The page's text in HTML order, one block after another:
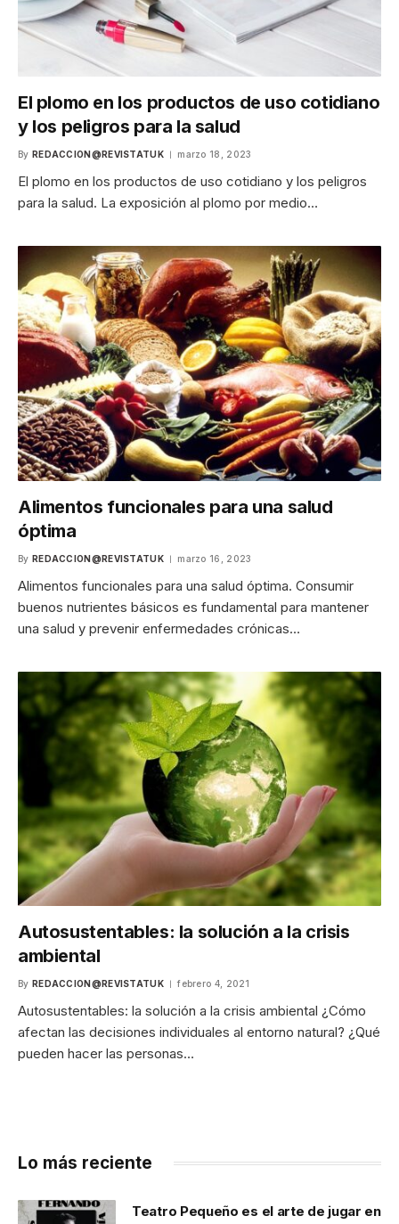
El plomo en los productos de uso cotidiano
y los peligros para la salud
By REDACCION@REVISTATUK marzo 18, 2023
El plomo en los productos de uso cotidiano y los peligros
para la salud. La exposición al plomo por medio…
Alimentos funcionales para una salud
óptima
By REDACCION@REVISTATUK marzo 16, 2023
Alimentos funcionales para una salud óptima. Consumir
buenos nutrientes básicos es fundamental para mantener
una salud y prevenir enfermedades crónicas…
Autosustentables: la solución a la crisis
ambiental
By REDACCION@REVISTATUK febrero 4, 2021
Autosustentables: la solución a la crisis ambiental ¿Cómo
afectan las decisiones individuales al entorno natural? ¿Qué
pueden hacer las personas…
Lo más reciente
Teatro Pequeño es el arte de jugar en